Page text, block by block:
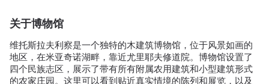
关于博物馆
维托斯拉夫利察是一个独特的木建筑博物馆，位于风景如画的
地区，在米亚奇诺湖畔，靠近尤里耶夫修道院。博物馆设置了
四个民族志区，展示了带有所有附属农用建筑和小型建筑形式
的农家庄园。这里可以看到贴近真实情境的陈列和展览，以及